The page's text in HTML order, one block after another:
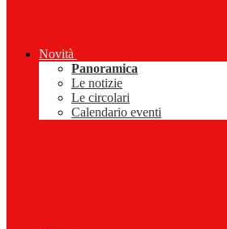
Novità
Panoramica
Le notizie
Le circolari
Calendario eventi